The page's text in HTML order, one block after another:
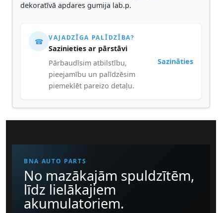
dekoratīvā apdares gumija lab.p.
☎ VAJADZĪGA PALĪDZĪBA?
Sazinieties ar pārstāvi
Pārbaudīsim atbilstību,
pieejamību un palīdzēsim
piemeklēt pareizo detaļu.
Sazināties
BNA AUTO PARTS
No mazākajām spuldzītēm,
līdz lielākajiem
akumulatoriem.